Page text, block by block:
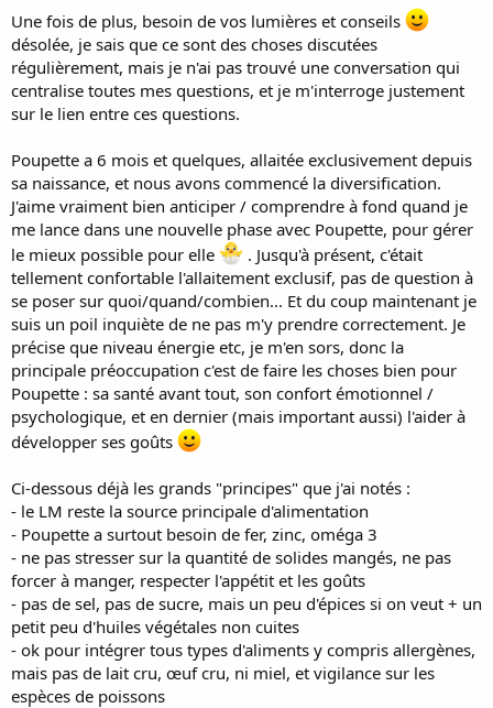
Une fois de plus, besoin de vos lumières et conseils
désolée, je sais que ce sont des choses discutées
régulièrement, mais je n'ai pas trouvé une conversation qui
centralise toutes mes questions, et je m'interroge justement
sur le lien entre ces questions.
Poupette a 6 mois et quelques, allaitée exclusivement depuis
sa naissance, et nous avons commencé la diversification.
J'aime vraiment bien anticiper / comprendre à fond quand je
me lance dans une nouvelle phase avec Poupette, pour gérer
le mieux possible pour elle
. Jusqu'à présent, c'était
tellement confortable l'allaitement exclusif, pas de question à
se poser sur quoi/quand/combien... Et du coup maintenant je
suis un poil inquiète de ne pas m'y prendre correctement. Je
précise que niveau énergie etc, je m'en sors, donc la
principale préoccupation c'est de faire les choses bien pour
Poupette : sa santé avant tout, son confort émotionnel /
psychologique, et en dernier (mais important aussi) l'aider à
développer ses goûts
Ci-dessous déjà les grands "principes" que j'ai notés :
- le LM reste la source principale d'alimentation
- Poupette a surtout besoin de fer, zinc, oméga 3
- ne pas stresser sur la quantité de solides mangés, ne pas
forcer à manger, respecter l'appétit et les goûts
- pas de sel, pas de sucre, mais un peu d'épices si on veut + un
petit peu d'huiles végétales non cuites
- ok pour intégrer tous types d'aliments y compris allergènes,
mais pas de lait cru, œuf cru, ni miel, et vigilance sur les
espèces de poissons